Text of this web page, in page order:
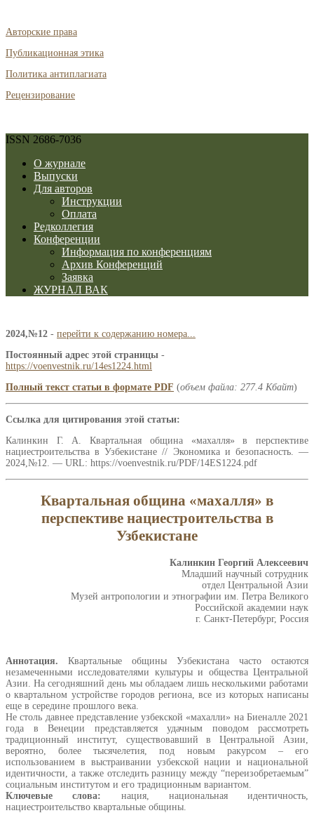
Авторские права
Публикационная этика
Политика антиплагиата
Рецензирование
ISSN 2686-7036
О журнале
Выпуски
Для авторов
Инструкции
Оплата
Редколлегия
Конференции
Информация по конференциям
Архив Конференций
Заявка
ЖУРНАЛ ВАК
2024,№12 - перейти к содержанию номера...
Постоянный адрес этой страницы -
https://voenvestnik.ru/14es1224.html
Полный текст статьи в формате PDF (объем файла: 277.4 Кбайт)
Ссылка для цитирования этой статьи:
Калинкин Г. А. Квартальная община «махалля» в перспективе
нациестроительства в Узбекистане // Экономика и безопасность. —
2024,№12. — URL: https://voenvestnik.ru/PDF/14ES1224.pdf
Квартальная община «махалля» в
перспективе нациестроительства в
Узбекистане
Калинкин Георгий Алексеевич
Младший научный сотрудник
отдел Центральной Азии
Музей антропологии и этнографии им. Петра Великого
Российской академии наук
г. Санкт-Петербург, Россия
Аннотация. Квартальные общины Узбекистана часто остаются
незамеченными исследователями культуры и общества Центральной
Азии. На сегодняшний день мы обладаем лишь несколькими работами
о квартальном устройстве городов региона, все из которых написаны
еще в середине прошлого века.
Не столь давнее представление узбекской «махалли» на Биеналле 2021
года в Венеции представляется удачным поводом рассмотреть
традиционный институт, существовавший в Центральной Азии,
вероятно, более тысячелетия, под новым ракурсом – его
использованием в выстраивании узбекской нации и национальной
идентичности, а также отследить разницу между “переизобретаемым”
социальным институтом и его традиционным вариантом.
Ключевые слова: нация, национальная идентичность,
нациестроительство квартальные общины.